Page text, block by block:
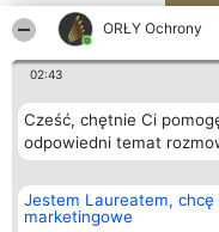
ORŁY Ochrony
02:43
Cześć, chętnie Ci
odpowiedni temat
Jestem Laureatem, chcę
marketingowe
Organizator plebiscytu
Bright Side Solutions sp. z o.
o. sp. k.